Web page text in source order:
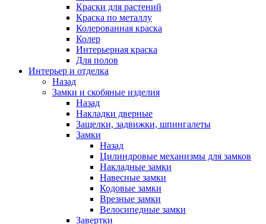
Краски для растений
Краска по металлу
Колерованная краска
Колер
Интерьерная краска
Для полов
Интерьер и отделка
Назад
Замки и скобяные изделия
Назад
Накладки дверные
Защелки, задвижки, шпингалеты
Замки
Назад
Цилиндровые механизмы для замков
Накладные замки
Навесные замки
Кодовые замки
Врезные замки
Велосипедные замки
Завертки